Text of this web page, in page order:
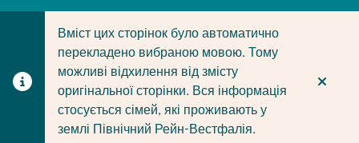
Вміст цих сторінок було автоматично
перекладено вибраною мовою. Тому
можливі відхилення від змісту
оригінальної сторінки. Вся інформація
стосується сімей, які проживають у
землі Північний Рейн-Вестфалія.